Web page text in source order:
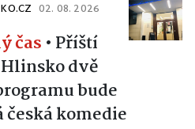
02. 08. 2026
čas • Příští
dvě
bude
komedie